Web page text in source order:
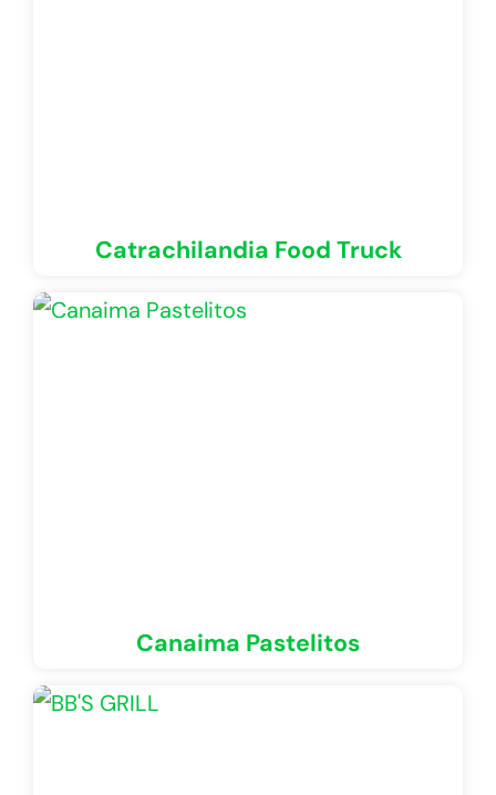
Catrachilandia Food Truck
Canaima Pastelitos